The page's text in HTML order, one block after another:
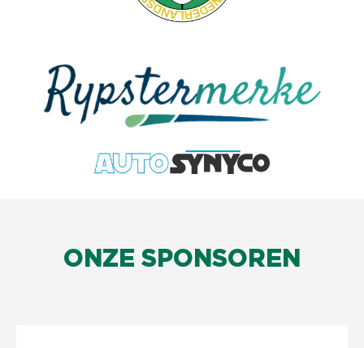
ONZE SPONSOREN